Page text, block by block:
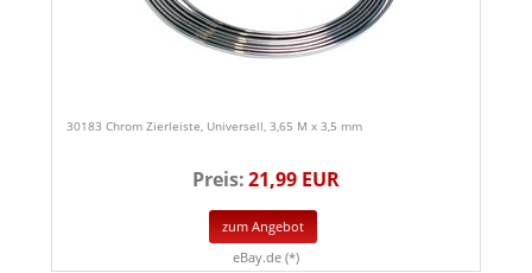
30183 Chrom Zierleiste, Universell, 3,65 M x 3,5 mm
Preis:21,99 EUR
zum Angebot
eBay.de (*)